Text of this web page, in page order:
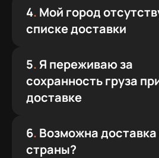
4. Мой город
списке доставки
5. Я переживаю за
сохранность груза
доставке
6. Возможна доставка
страны?